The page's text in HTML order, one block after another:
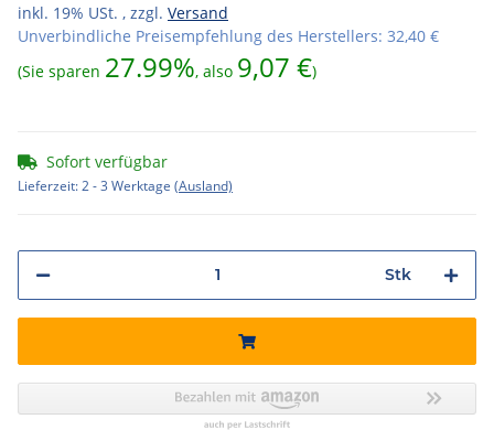
inkl. 19% USt. , zzgl. Versand
Unverbindliche Preisempfehlung des Herstellers: 32,40 €
(Sie sparen 27.99%, also 9,07 €)
Sofort verfügbar
Lieferzeit:2 - 3 Werktage (Ausland)
Stk